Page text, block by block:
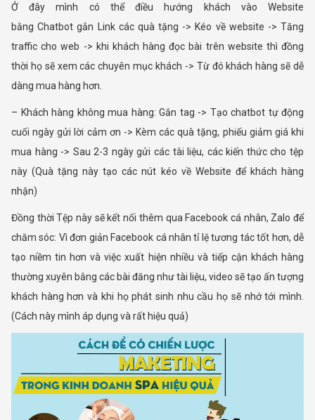
Ở đây mình có thể điều hướng khách vào Website
bằng Chatbot gắn Link các quà tặng -> Kéo về website -> Tăng
traffic cho web -> khi khách hàng đọc bài trên website thì đồng
thời họ sẽ xem các chuyên mục khách -> Từ đó khách hàng sẽ dễ
dàng mua hàng hơn.
– Khách hàng không mua hàng: Gắn tag -> Tạo chatbot tự động
cuối ngày gửi lời cảm ơn -> Kèm các quà tặng, phiếu giảm giá khi
mua hàng -> Sau 2-3 ngày gửi các tài liệu, các kiến thức cho tệp
này (Quà tặng này tạo các nút kéo về Website để khách hàng
nhận)
Đồng thời Tệp này sẽ kết nối thêm qua Facebook cá nhân, Zalo để
chăm sóc: Vì đơn giản Facebook cá nhân tỉ lệ tương tác tốt hơn, dễ
tạo niềm tin hơn và việc xuất hiện nhiều và tiếp cận khách hàng
thường xuyên bằng các bài đăng như tài liệu, video sẽ tạo ấn tượng
khách hàng hơn và khi họ phát sinh nhu cầu họ sẽ nhớ tới mình.
(Cách này mình áp dụng và rất hiệu quả)